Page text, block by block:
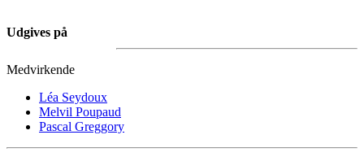
Udgives på
Medvirkende
Léa Seydoux
Melvil Poupaud
Pascal Greggory